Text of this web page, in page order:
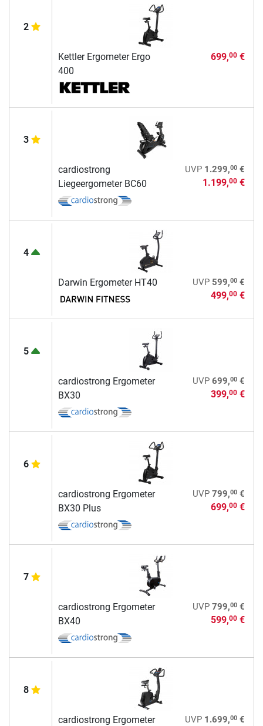
2
Kettler Ergometer Ergo
400
699,00€
3
cardiostrong
Liegeergometer BC60
UVP 1.299,00€
1.199,00€
4
Darwin Ergometer HT40 UVP 599,00€
499,00€
5
cardiostrong Ergometer
BX30
UVP 699,00€
399,00€
6
cardiostrong Ergometer
BX30 Plus
UVP 799,00€
699,00€
7
cardiostrong Ergometer
BX40
UVP 799,00€
599,00€
8
cardiostrong Ergometer
UVP 1.699,00€